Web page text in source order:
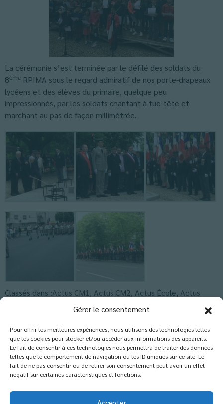
Gérer le consentement
Pour offrir les meilleures expériences, nous utilisons des technologies telles
que les cookies pour stocker et/ou accéder aux informations des appareils.
Le fait de consentir à ces technologies nous permettra de traiter des données
telles que le comportement de navigation ou les ID uniques sur ce site. Le
fait de ne pas consentir ou de retirer son consentement peut avoir un effet
négatif sur certaines caractéristiques et fonctions.
Accepter
La cérémonie s’est terminée par le défilé des soldats du
8ème RPIMA sous le regard admiratif de nos porte-drapeaux
lycéens et des élèves du primaire, quelque peu
impressionnés, par les soldats chantant à tue-tête et
marchant au pas de façon millimétrée.
Classés dans :Actus CM1, Actus CM2, Actus École, Actus
Actus Première Actus Seconde Actus-Collège
Les commentaires sont fermés.